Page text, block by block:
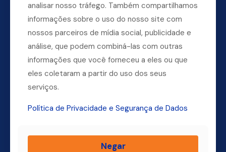
Dúvidas? Ligue para a nossa central.
(11) 4004-3500
Home
analisar nosso tráfego. Também compartilhamos
informações sobre o uso do nosso site com
nossos parceiros de mídia social, publicidade e
análise, que podem combiná-las com outras
informações que você forneceu a eles ou que
eles coletaram a partir do uso dos seus
serviços.
Política de Privacidade e Segurança de Dados
Negar